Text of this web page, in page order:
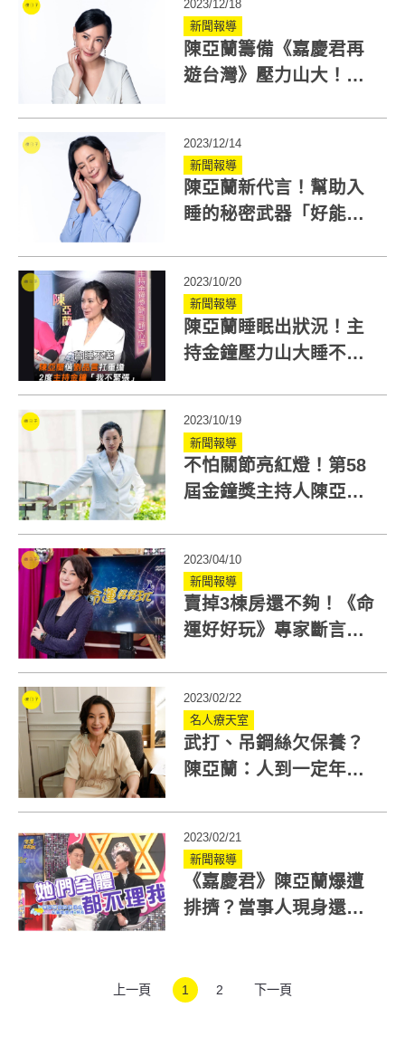
2023/12/18
新聞報導
陳亞蘭籌備《嘉慶君再
遊台灣》壓力山大！金
2023/12/14
新聞報導
陳亞蘭新代言！幫助入
睡的秘密武器「好能眠
2023/10/20
新聞報導
陳亞蘭睡眠出狀況！主
持金鐘壓力山大睡不
2023/10/19
新聞報導
不怕關節亮紅燈！第58
屆金鐘獎主持人陳亞蘭
2023/04/10
新聞報導
賣掉3棟房還不夠！《命
運好好玩》專家斷言陳
2023/02/22
名人療天室
武打、吊鋼絲欠保養？
陳亞蘭：人到一定年紀
2023/02/21
新聞報導
《嘉慶君》陳亞蘭爆遭
排擠？當事人現身還原
上一頁 1 2 下一頁